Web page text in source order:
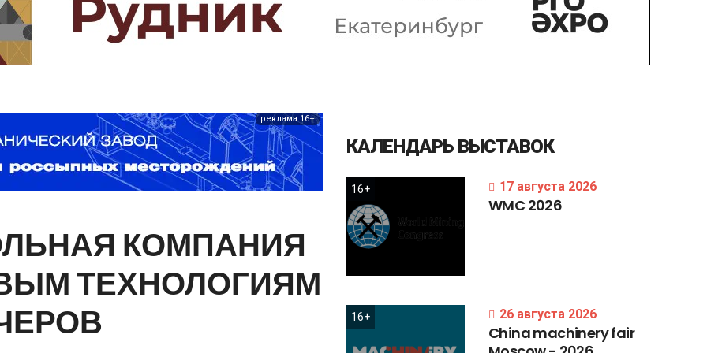
Предприятия и компании
Интервью
Выставки, Конференции
реклама 16+
КОМПАНИЯ
ТЕХНОЛОГИЯМ
КАЛЕНДАРЬ ВЫСТАВОК
16+ 17 августа 2026
WMC 2026
16+ 26 августа 2026
Chinamachineryfair